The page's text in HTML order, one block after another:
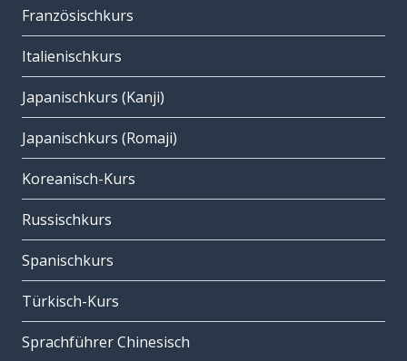
Französischkurs
Italienischkurs
Japanischkurs (Kanji)
Japanischkurs (Romaji)
Koreanisch-Kurs
Russischkurs
Spanischkurs
Türkisch-Kurs
Sprachführer Chinesisch